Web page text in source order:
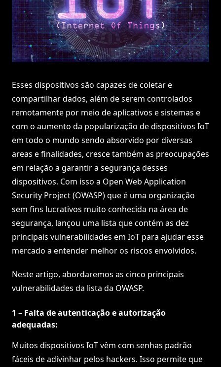
Esses dispositivos são capazes de coletar e
compartilhar dados, além de serem controlados
remotamente por meio de aplicativos e sistemas e
com o aumento da popularização de dispositivos IoT
em todo o mundo sendo absorvido por diversas
areas e finalidades, cresce também as preocupações
em relação a garantir a segurança desses
dispositivos. Com isso a Open Web Application
Security Project (OWASP) que é uma organização
sem fins lucrativos muito conhecida na área de
segurança, lançou uma lista que contém as dez
principais vulnerabilidades em IoT para ajudar esse
mercado a entender melhor os riscos envolvidos.
Neste artigo, abordaremos as cinco principais
vulnerabilidades da lista da OWASP.
1 – Falta de autenticação e autorização
adequadas:
Muitos dispositivos IoT vêm com senhas padrão
fáceis de adivinhar pelos hackers. Isso permite que